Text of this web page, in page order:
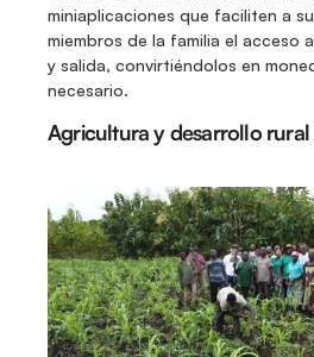
miniaplicaciones que faciliten a
miembros de la familia el acceso
y salida, convirtiéndolos en
necesario.
Agricultura y desarrollo rural